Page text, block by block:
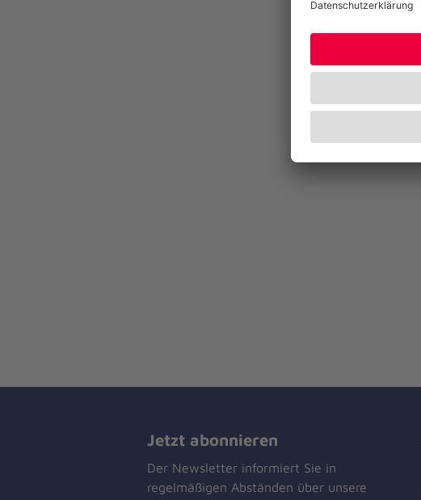
Jetzt abonnieren
Der Newsletter informiert Sie in
regelmäßigen Abständen über unsere